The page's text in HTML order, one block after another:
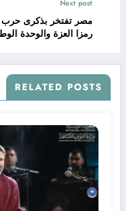
Next post
مصر تفتخر بذكرى حرب
رمزا العزة والوحدة
RELATED POSTS